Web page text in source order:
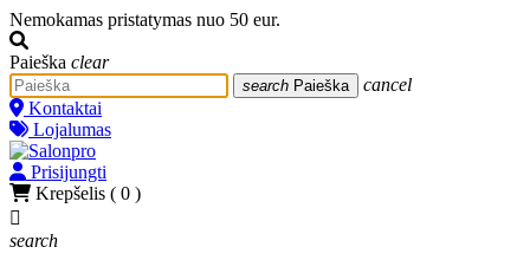
Nemokamas pristatymas nuo 50 eur.
Paieška clear
search Paieška
cancel
Kontaktai
Lojalumas
Prisijungti
Krepšelis ( 0 )

search